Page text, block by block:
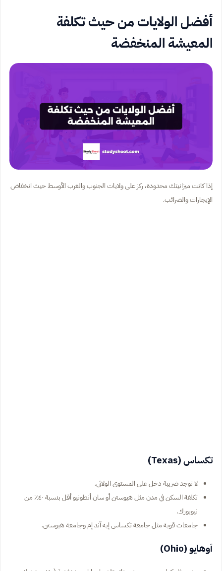
أفضل الولايات من حيث تكلفة
المعيشة المنخفضة
إذا كانت ميزانيتك محدودة، ركز على ولايات الجنوب والغرب الأوسط حيث انخفاض
الإيجارات والضرائب.
تكساس (Texas)
لا توجد ضريبة دخل على المستوى الولائي.
تكلفة السكن في مدن مثل هيوستن أو سان أنطونيو أقل بنسبة ٤٠٪ من
نيويورك.
جامعات قوية مثل جامعة تكساس إيه آند إم وجامعة هيوستن.
أوهايو (Ohio)